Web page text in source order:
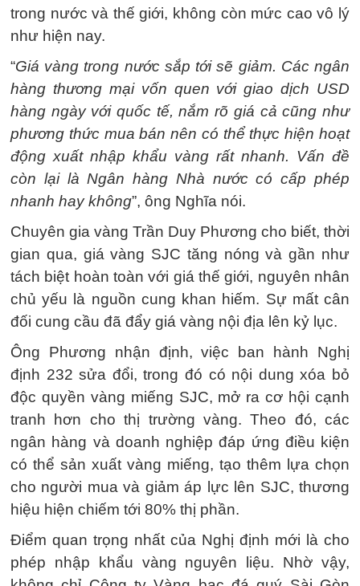
trong nước và thế giới, không còn mức cao vô lý
như hiện nay.
“Giá vàng trong nước sắp tới sẽ giảm. Các ngân
hàng thương mại vốn quen với giao dịch USD
hàng ngày với quốc tế, nắm rõ giá cả cũng như
phương thức mua bán nên có thể thực hiện hoạt
động xuất nhập khẩu vàng rất nhanh. Vấn đề
còn lại là Ngân hàng Nhà nước có cấp phép
nhanh hay không”, ông Nghĩa nói.
Chuyên gia vàng Trần Duy Phương cho biết, thời
gian qua, giá vàng SJC tăng nóng và gần như
tách biệt hoàn toàn với giá thế giới, nguyên nhân
chủ yếu là nguồn cung khan hiếm. Sự mất cân
đối cung cầu đã đẩy giá vàng nội địa lên kỷ lục.
Ông Phương nhận định, việc ban hành Nghị
định 232 sửa đổi, trong đó có nội dung xóa bỏ
độc quyền vàng miếng SJC, mở ra cơ hội cạnh
tranh hơn cho thị trường vàng. Theo đó, các
ngân hàng và doanh nghiệp đáp ứng điều kiện
có thể sản xuất vàng miếng, tạo thêm lựa chọn
cho người mua và giảm áp lực lên SJC, thương
hiệu hiện chiếm tới 80% thị phần.
Điểm quan trọng nhất của Nghị định mới là cho
phép nhập khẩu vàng nguyên liệu. Nhờ vậy,